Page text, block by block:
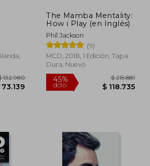
The Mamba Mentality:
How i Play (en Inglés)
Phil Jackson
(9)
MCD, 2018, 1 Edición, Tapa
Dura, Nuevo